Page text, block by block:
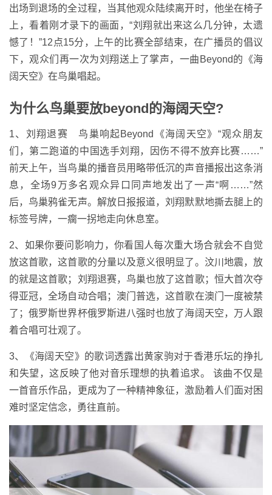
出场到退场的全过程，当其他观众陆续离开时，他坐在椅子
上，看着刚才录下的画面，“刘翔就出来这么几分钟，太遗
憾了！”12点15分，上午的比赛全部结束，在广播员的倡议
下，观众们再一次为刘翔送上了掌声，一曲Beyond的《海
阔天空》在鸟巢唱起。
为什么鸟巢要放beyond的海阔天空?
1、刘翔退赛 鸟巢响起Beyond《海阔天空》“观众朋友
们，第二跑道的中国选手刘翔，因伤不得不放弃比赛……”
前天上午，当鸟巢的播音员用略带低沉的声音播报出这条消
息，全场9万多名观众异口同声地发出了一声“啊……”然
后，鸟巢鸦雀无声。解放日报报道，刘翔默默地撕去腿上的
标签号牌，一瘸一拐地走向休息室。
2、如果你要问影响力，你看国人每次重大场合就会不自觉
放这首歌，这首歌的分量以及意义很明显了。汶川地震，放
的就是这首歌；刘翔退赛，鸟巢也放了这首歌；恒大首次夺
得亚冠，全场自动合唱；澳门普选，这首歌在澳门一度被禁
了；俄罗斯世界杯俄罗斯进八强时也放了海阔天空，万人跟
着合唱可壮观了。
3、《海阔天空》的歌词透露出黄家驹对于香港乐坛的挣扎
和失望，这反映了他对音乐理想的执着追求。 该曲不仅是
一首音乐作品，更成为了一种精神象征，激励着人们面对困
难时坚定信念，勇往直前。